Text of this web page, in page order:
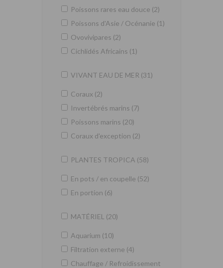
Poissons rares eau douce (2)
Poissons d'Asie / Océnanie (1)
Ovovivipares (2)
Cichlidés Africains (1)
VIVANT EAU DE MER (31)
Coraux (2)
Invertébrés marins (7)
Poissons marins (20)
Coraux d'exception (2)
PLANTES TROPICA (58)
En pots / en coupelle (52)
En portion (6)
MATÉRIEL (20)
Aquarium (10)
Filtration externe (4)
Chauffage / Refroidissement